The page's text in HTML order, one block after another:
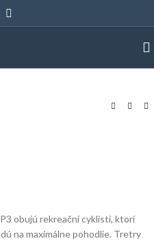
obujú rekreační cyklisti, ktorí
na maximálne pohodlie. Tretry